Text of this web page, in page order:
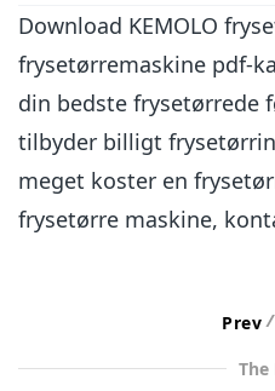
Download KEMOLO
frysetørremaskine pdf-
din bedste frysetørrede
tilbyder billigt
meget koster en
frysetørre maskine,
Prev /
The